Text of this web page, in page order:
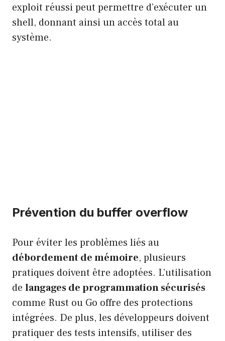
exploit réussi peut permettre d’exécuter un
shell, donnant ainsi un accès total au
système.
Prévention du buffer overflow
Pour éviter les problèmes liés au
débordement de mémoire, plusieurs
pratiques doivent être adoptées. L’utilisation
de langages de programmation sécurisés
comme Rust ou Go offre des protections
intégrées. De plus, les développeurs doivent
pratiquer des tests intensifs, utiliser des